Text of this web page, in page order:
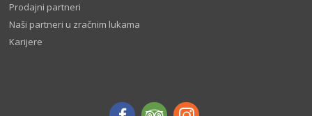
Prodajni partneri
Naši partneri u zračnim lukama
Karijere